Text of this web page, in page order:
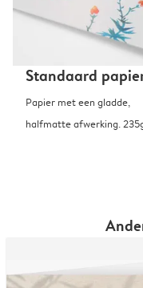
Standaard
Papier met een gladde,
halfmatte afwerking.